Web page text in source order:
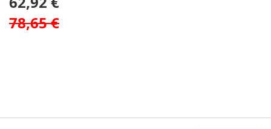
78,65 €